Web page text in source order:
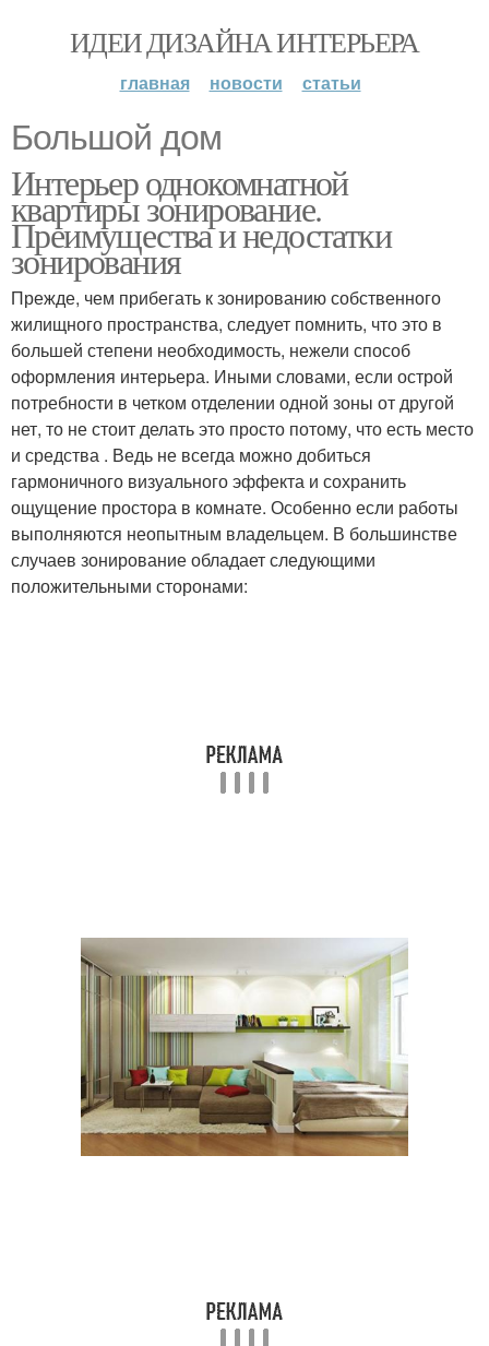
ИДЕИ ДИЗАЙНА ИНТЕРЬЕРА
главная новости статьи
Большой дом
Интерьер однокомнатной
квартиры зонирование.
Преимущества и недостатки
зонирования
Прежде, чем прибегать к зонированию собственного
жилищного пространства, следует помнить, что это в
большей степени необходимость, нежели способ
оформления интерьера. Иными словами, если острой
потребности в четком отделении одной зоны от другой
нет, то не стоит делать это просто потому, что есть место
и средства . Ведь не всегда можно добиться
гармоничного визуального эффекта и сохранить
ощущение простора в комнате. Особенно если работы
выполняются неопытным владельцем. В большинстве
случаев зонирование обладает следующими
положительными сторонами: